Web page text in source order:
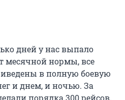
дней у нас выпало
месячной нормы, все
в полную боевую
и днем, и ночью. За
порядка 300 рейсов,